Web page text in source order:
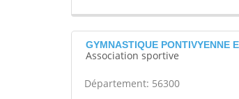
GYMNASTIQUE PONTIVYENNE
Association sportive
Département: 56300